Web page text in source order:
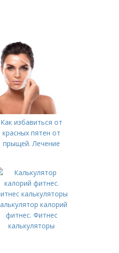
Как избавиться от
красных пятен от
прыщей. Лечение
калорий
фитнес. Фитнес
калькуляторы